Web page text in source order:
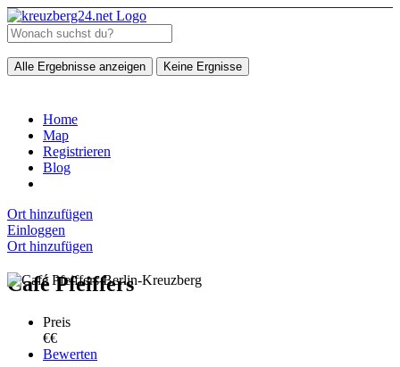
Alle Ergebnisse anzeigen Keine Ergnisse
Home
Map
Registrieren
Blog
Ort hinzufügen
Einloggen
Ort hinzufügen
Café Pfeiffers
Preis
€€
Bewerten